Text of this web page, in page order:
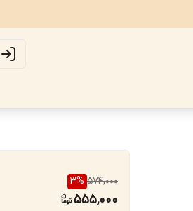
574,000
3%
555,000